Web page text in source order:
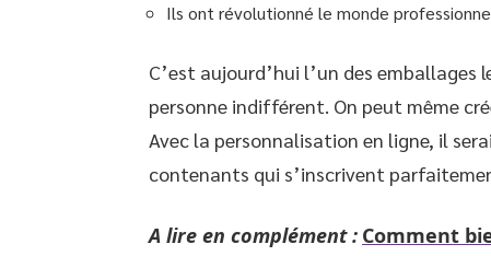
Ils ont révolutionné le monde
C’est aujourd’hui l’un des
personne indifférent. On peut même
Avec la personnalisation en ligne, il
contenants qui s’inscrivent
A lire en complément : Comment